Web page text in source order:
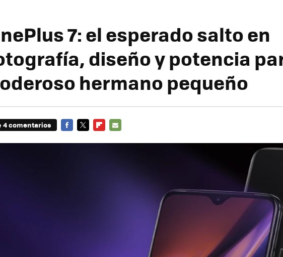
7: el esperado salto en
diseño y potencia
hermano pequeño
4 comentarios